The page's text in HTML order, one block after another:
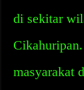
di sekitar
masyarakat